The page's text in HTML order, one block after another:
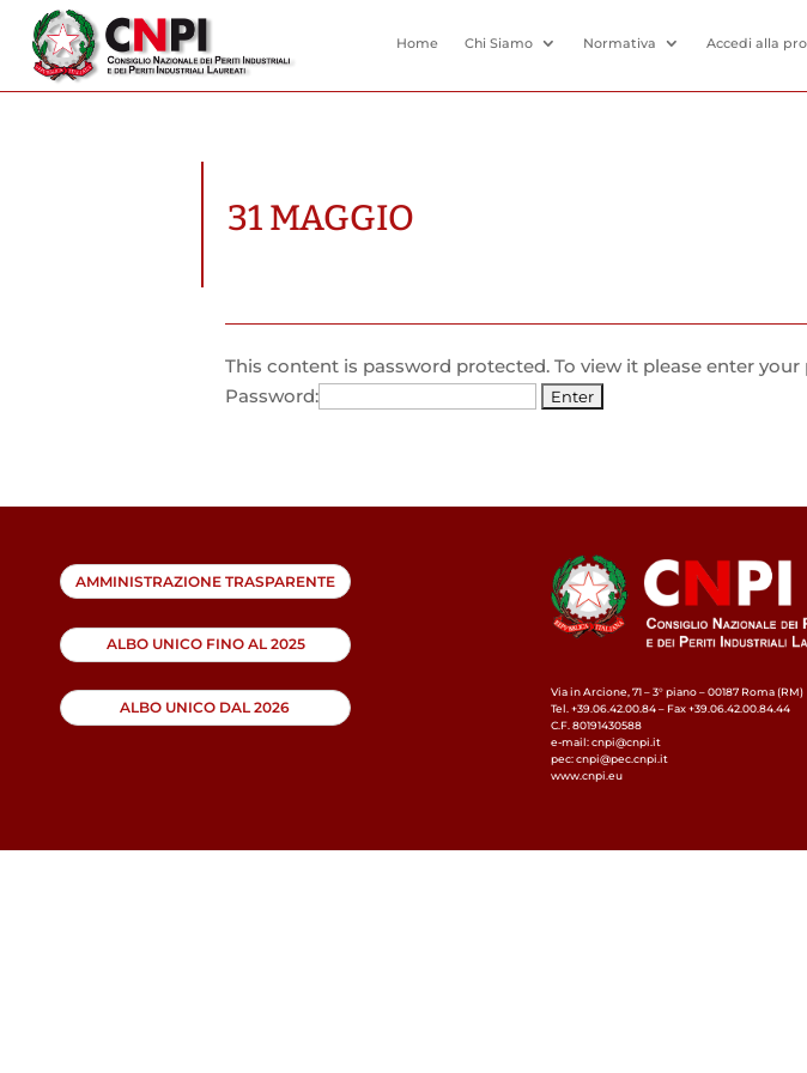
Home Chi Siamo Normativa Accedi alla
31 MAGGIO
This content is password protected. To view it please enter your
Password:
AMMINISTRAZIONE TRASPARENTE
ALBO UNICO FINO AL 2025
ALBO UNICO DAL 2026
Via in Arcione, 71 – 3° piano – 00187 Roma (RM)
Tel. +39.06.42.00.84 – Fax +39.06.42.00.84.44
C.F. 80191430588
e-mail: cnpi@cnpi.it
pec: cnpi@pec.cnpi.it
www.cnpi.eu